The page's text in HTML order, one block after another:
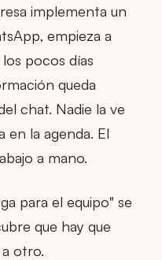
implementa un
empieza a
pocos días
queda
chat. Nadie la ve
en la agenda. El
a mano.
para el equipo" se
que hay que
otro.